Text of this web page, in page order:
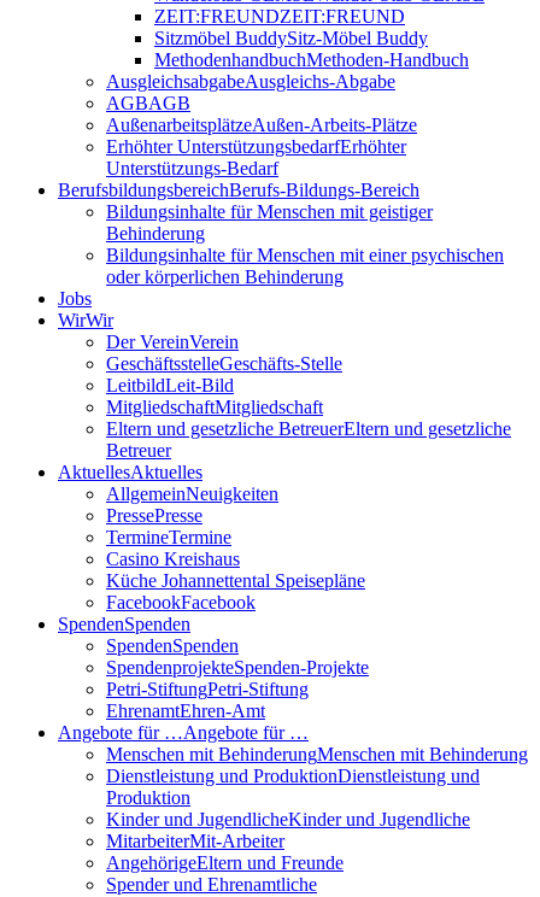
ZEIT:FREUNDZEIT:FREUND
Sitzmöbel BuddySitz-Möbel Buddy
MethodenhandbuchMethoden-Handbuch
AusgleichsabgabeAusgleichs-Abgabe
AGBAGB
AußenarbeitsplätzeAußen-Arbeits-Plätze
Erhöhter UnterstützungsbedarfErhöhter
Unterstützungs-Bedarf
BerufsbildungsbereichBerufs-Bildungs-Bereich
Bildungsinhalte für Menschen mit geistiger
Behinderung
Bildungsinhalte für Menschen mit einer psychischen
oder körperlichen Behinderung
Jobs
WirWir
Der VereinVerein
GeschäftsstelleGeschäfts-Stelle
LeitbildLeit-Bild
MitgliedschaftMitgliedschaft
Eltern und gesetzliche BetreuerEltern und gesetzliche
Betreuer
AktuellesAktuelles
AllgemeinNeuigkeiten
PressePresse
TermineTermine
Casino Kreishaus
Küche Johannettental Speisepläne
FacebookFacebook
SpendenSpenden
SpendenSpenden
SpendenprojekteSpenden-Projekte
Petri-StiftungPetri-Stiftung
EhrenamtEhren-Amt
Angebote für …Angebote für …
Menschen mit BehinderungMenschen mit Behinderung
Dienstleistung und ProduktionDienstleistung und
Produktion
Kinder und JugendlicheKinder und Jugendliche
MitarbeiterMit-Arbeiter
AngehörigeEltern und Freunde
Spender und Ehrenamtliche